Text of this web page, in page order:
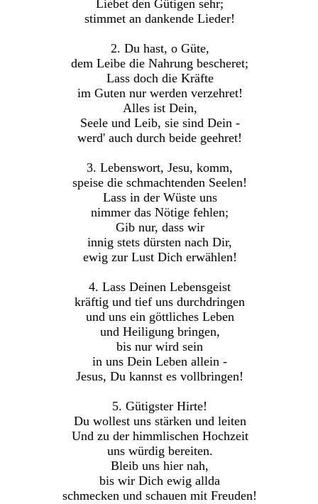
Liebet den Gütigen sehr;
stimmet an dankende Lieder!
2. Du hast, o Güte,
dem Leibe die Nahrung bescheret;
Lass doch die Kräfte
im Guten nur werden verzehret!
Alles ist Dein,
Seele und Leib, sie sind Dein -
werd' auch durch beide geehret!
3. Lebenswort, Jesu, komm,
speise die schmachtenden Seelen!
Lass in der Wüste uns
nimmer das Nötige fehlen;
Gib nur, dass wir
innig stets dürsten nach Dir,
ewig zur Lust Dich erwählen!
4. Lass Deinen Lebensgeist
kräftig und tief uns durchdringen
und uns ein göttliches Leben
und Heiligung bringen,
bis nur wird sein
in uns Dein Leben allein -
Jesus, Du kannst es vollbringen!
5. Gütigster Hirte!
Du wollest uns stärken und leiten
Und zu der himmlischen Hochzeit
uns würdig bereiten.
Bleib uns hier nah,
bis wir Dich ewig allda
schmecken und schauen mit Freuden!